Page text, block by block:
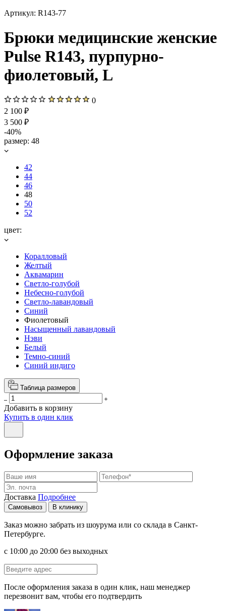
Артикул: R143-77
Брюки медицинские женские
Pulse R143, пурпурно-
фиолетовый, L
0
2 100 ₽
3 500 ₽
-40%
размер: 48
42
44
46
48
50
52
цвет:
Коралловый
Желтый
Аквамарин
Светло-голубой
Небесно-голубой
Светло-лавандовый
Синий
Фиолетовый
Насыщенный лавандовый
Нэви
Белый
Темно-синий
Синий индиго
Таблица размеров
Добавить в корзину
Купить в один клик
Оформление заказа
Доставка Подробнее
Самовывоз В клинику
Заказ можно забрать из шоурума или со склада в Санкт-
Петербурге.
с 10:00 до 20:00 без выходных
После оформления заказа в один клик, наш менеджер
перезвонит вам, чтобы его подтвердить